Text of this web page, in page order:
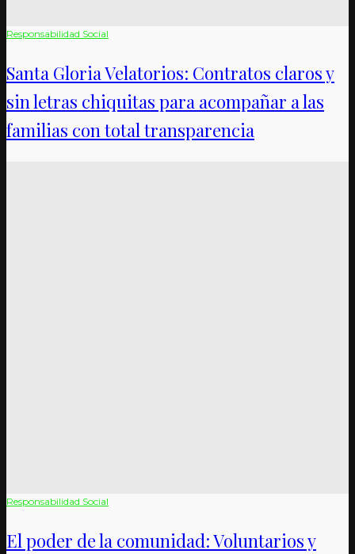
Responsabilidad Social
Santa Gloria Velatorios: Contratos claros y
sin letras chiquitas para acompañar a las
familias con total transparencia
Responsabilidad Social
El poder de la comunidad: Voluntarios y